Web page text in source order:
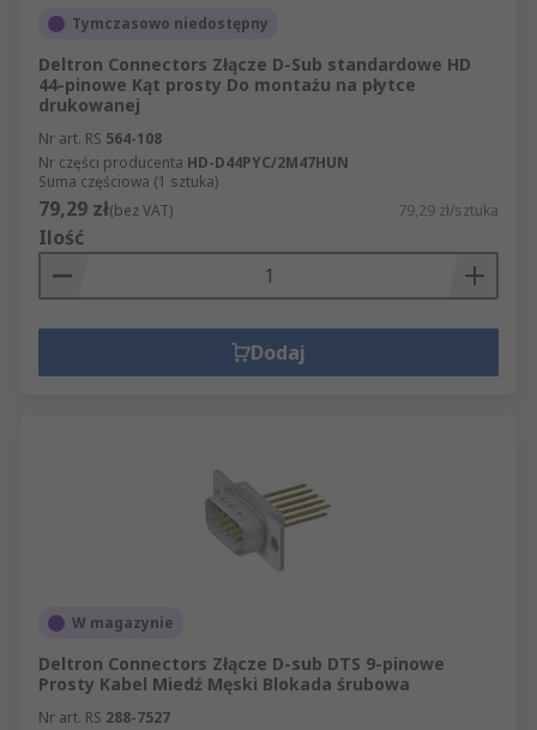
Tymczasowo niedostępny
Deltron Connectors Złącze D-Sub standardowe HD
44-pinowe Kąt prosty Do montażu na płytce
drukowanej
Nr art. RS 564-108
Nr części producenta HD-D44PYC/2M47HUN
Suma częściowa (1 sztuka)
79,29 zł(bez VAT) 79,29 zł/sztuka
Ilość
Dodaj
W magazynie
Deltron Connectors Złącze D-sub DTS 9-pinowe
Prosty Kabel Miedź Męski Blokada śrubowa
Nr art. RS 288-7527